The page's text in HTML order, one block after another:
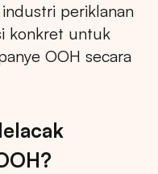
periklanan
konkret untuk
OOH secara